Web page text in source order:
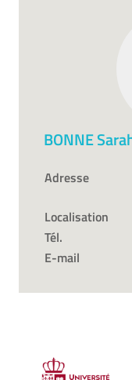
BONNE
Adresse
Localisation
Tél.
E-mail